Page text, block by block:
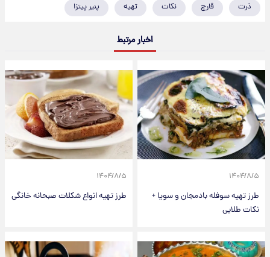
ذرت قارچ نکات تهیه پنیر پیتزا
اخبار مرتبط
۱۴۰۴/۸/۵
طرز تهیه سوفله بادمجان و سویا +
نکات طلایی
۱۴۰۴/۸/۵
طرز تهیه انواع شکلات صبحانه خانگی